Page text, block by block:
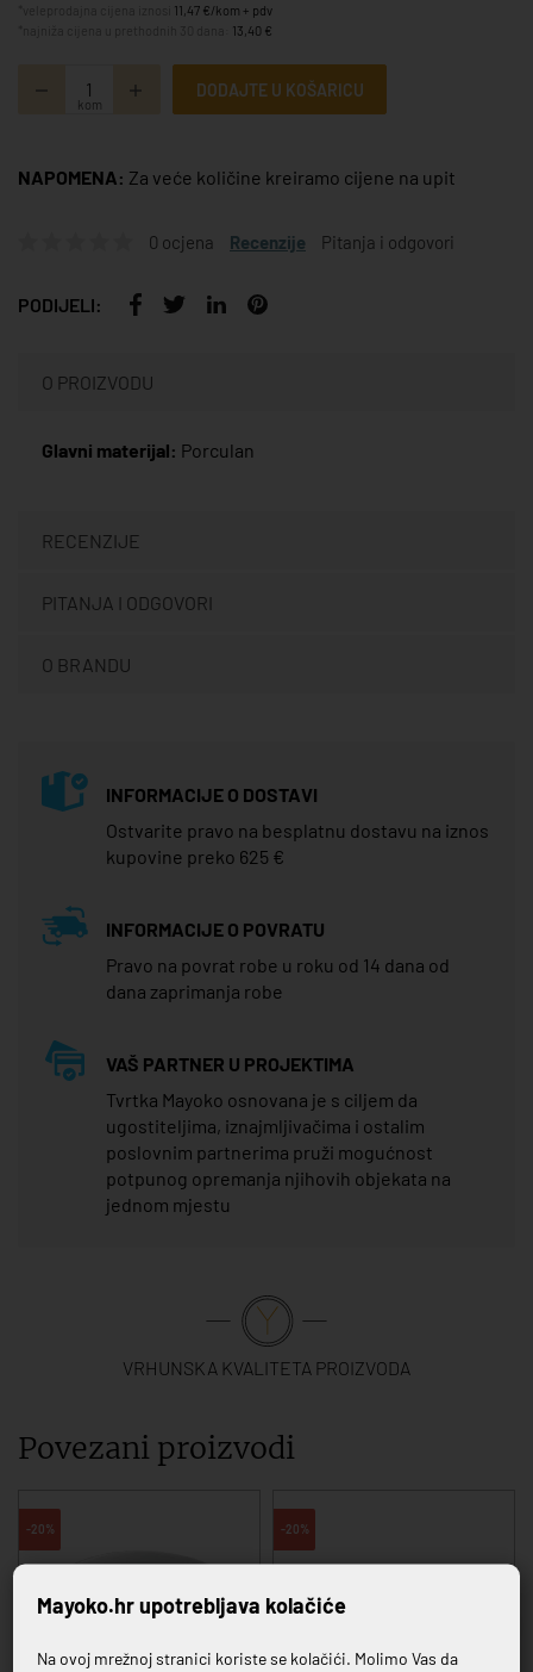
11,47 €/kom + pdv
13,40 €
kom
DODAJTE U KOŠARICU
NAPOMENA: Za veće količine kreiramo cijene na upit
0 ocjena Recenzije Pitanja i odgovori
PODIJELI:
O PROIZVODU
Glavni materijal: Porculan
RECENZIJE
PITANJA I ODGOVORI
O BRANDU
INFORMACIJE O DOSTAVI
Ostvarite pravo na besplatnu dostavu na iznos
kupovine preko 625 €
INFORMACIJE O POVRATU
Pravo na povrat robe u roku od 14 dana od
dana zaprimanja robe
VAŠ PARTNER U PROJEKTIMA
Tvrtka Mayoko osnovana je s ciljem da
ugostiteljima, iznajmljivačima i ostalim
poslovnim partnerima pruži mogućnost
potpunog opremanja njihovih objekata na
jednom mjestu
VRHUNSKA KVALITETA PROIZVODA
Povezani proizvodi
-20% -20%
Mayoko.hr upotrebljava kolačiće
Na ovoj mrežnoj stranici koriste se kolačići. Molimo Vas da